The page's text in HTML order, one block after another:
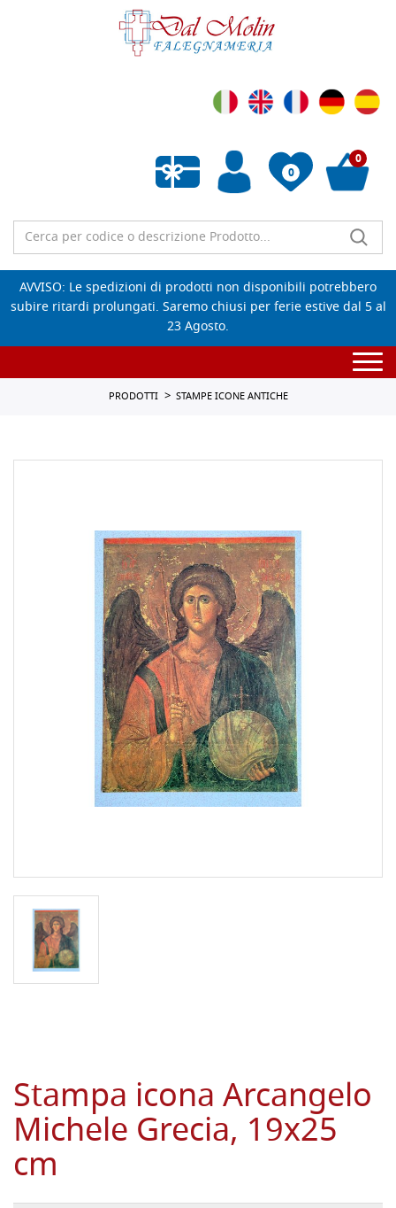
0
Wishlist vuota
0
AVVISO: Le spedizioni di prodotti non disponibili potrebbero
subire ritardi prolungati. Saremo chiusi per ferie estive dal 5 al
23 Agosto.
PRODOTTI STAMPE ICONE ANTICHE
Stampa icona Arcangelo
Michele Grecia, 19x25
cm